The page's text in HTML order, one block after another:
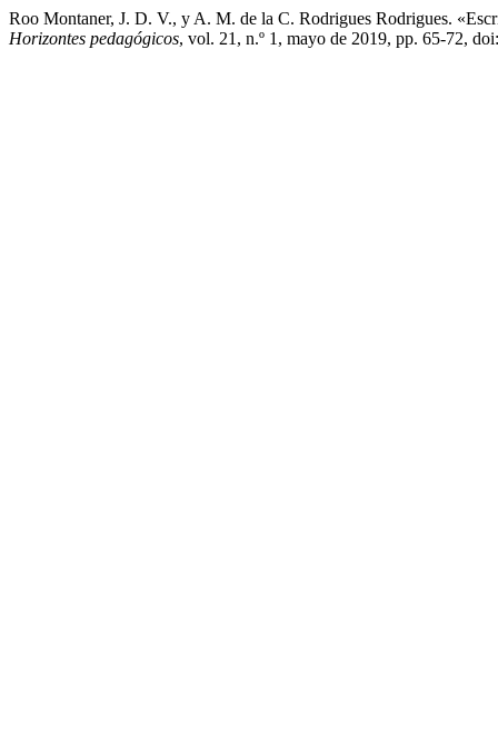
Roo Montaner, J. D. V., y A. M. de la C. Rodrigues Rodrigues.
Horizontes pedagógicos, vol. 21, n.º 1, mayo de 2019, pp. 65-72,